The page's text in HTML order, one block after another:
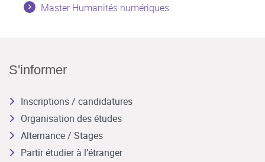
Master Humanités numériques
S'informer
Inscriptions / candidatures
Organisation des études
Alternance / Stages
Partir étudier à l’étranger